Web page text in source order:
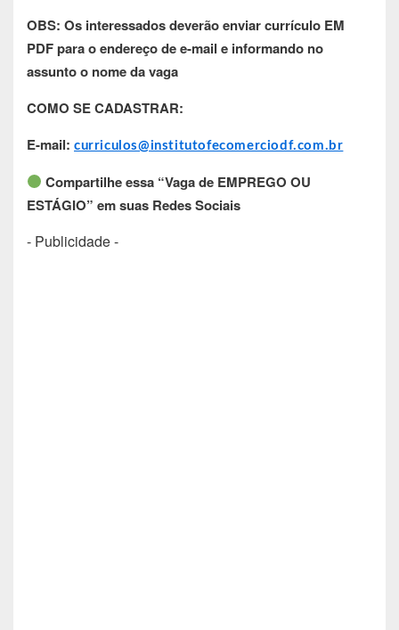
OBS: Os interessados deverão enviar currículo EM
PDF para o endereço de e-mail e informando no
assunto o nome da vaga
COMO SE CADASTRAR:
E-mail: curriculos@institutofecomerciodf.com.br
Compartilhe essa “Vaga de EMPREGO OU
ESTÁGIO” em suas Redes Sociais
- Publicidade -